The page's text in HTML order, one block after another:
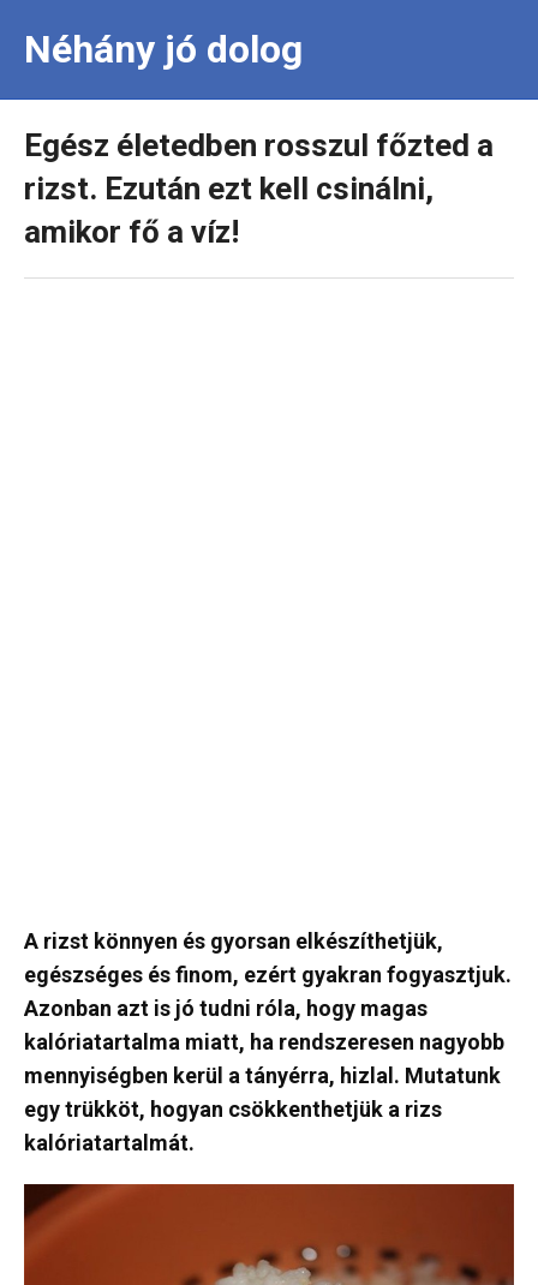
Néhány jó dolog
Egész életedben rosszul főzted a
rizst. Ezután ezt kell csinálni,
amikor fő a víz!
A rizst könnyen és gyorsan elkészíthetjük,
egészséges és finom, ezért gyakran fogyasztjuk.
Azonban azt is jó tudni róla, hogy magas
kalóriatartalma miatt, ha rendszeresen nagyobb
mennyiségben kerül a tányérra, hizlal. Mutatunk
egy trükköt, hogyan csökkenthetjük a rizs
kalóriatartalmát.